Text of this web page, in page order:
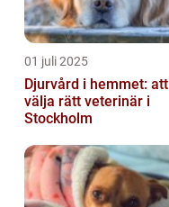
01 juli 2025
Djurvård i hemmet: att
välja rätt veterinär i
Stockholm